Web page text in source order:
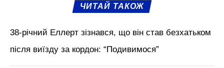
ЧИТАЙ ТАКОЖ
38-річний Еллерт зізнався, що він став безхатьком
після виїзду за кордон: “Подивимося”